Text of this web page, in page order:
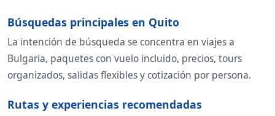
Búsquedas principales en Quito
La intención de búsqueda se concentra en viajes a
Bulgaria, paquetes con vuelo incluido, precios, tours
organizados, salidas flexibles y cotización por persona.
Rutas y experiencias recomendadas